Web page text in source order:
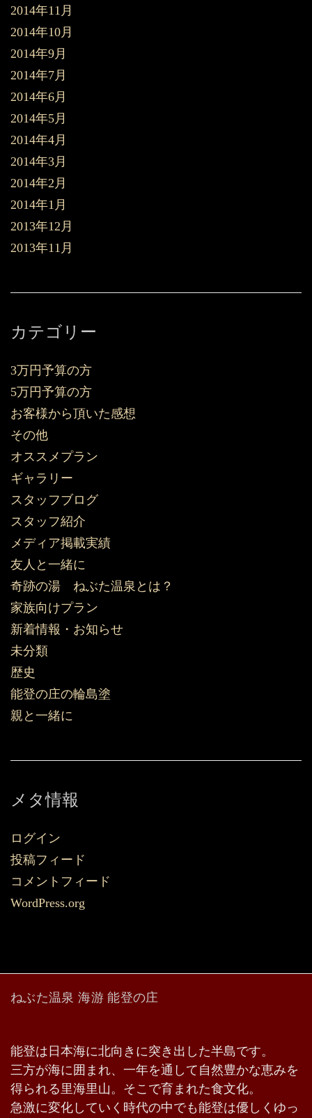
2014年11月
2014年10月
2014年9月
2014年7月
2014年6月
2014年5月
2014年4月
2014年3月
2014年2月
2014年1月
2013年12月
2013年11月
カテゴリー
3万円予算の方
5万円予算の方
お客様から頂いた感想
その他
オススメプラン
ギャラリー
スタッフブログ
スタッフ紹介
メディア掲載実績
友人と一緒に
奇跡の湯 ねぶた温泉とは？
家族向けプラン
新着情報・お知らせ
未分類
歴史
能登の庄の輪島塗
親と一緒に
メタ情報
ログイン
投稿フィード
コメントフィード
WordPress.org
ねぶた温泉 海游 能登の庄
能登は日本海に北向きに突き出した半島です。
三方が海に囲まれ、一年を通して自然豊かな恵みを
得られる里海里山。そこで育まれた食文化。
急激に変化していく時代の中でも能登は優しくゆっ